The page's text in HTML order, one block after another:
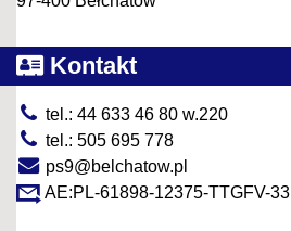
Kontakt
tel.: 44 633 46 80 w.220
tel.: 505 695 778
ps9@belchatow.pl
AE:PL-61898-12375-TTGFV-33